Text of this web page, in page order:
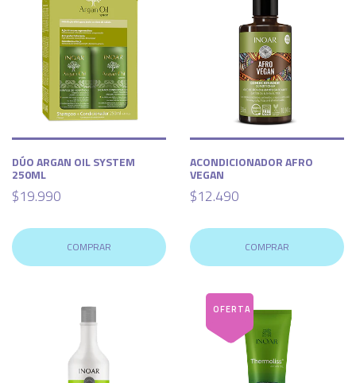
DÚO ARGAN OIL SYSTEM
250ML
$19.990
COMPRAR
ACONDICIONADOR AFRO
VEGAN
$12.490
COMPRAR